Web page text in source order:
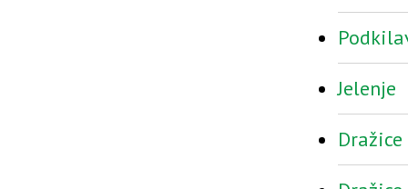
Jelenje
Dražice